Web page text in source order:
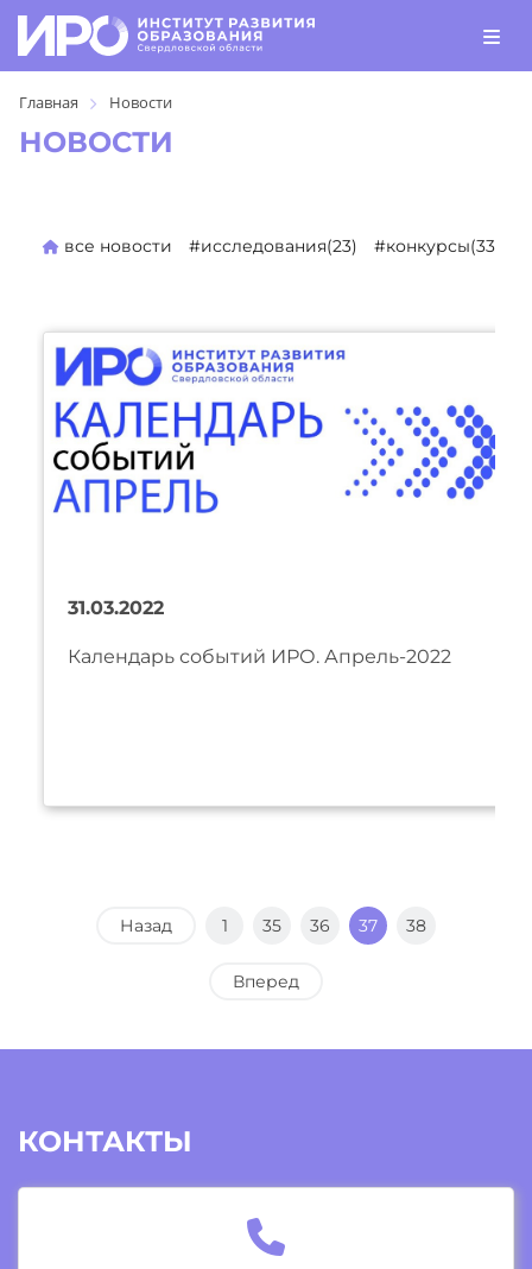
Главная Новости
НОВОСТИ
все новости #исследования(23) #конкурсы(330)
31.03.2022
Календарь событий ИРО. Апрель-2022
Назад 1 35 36 37 38
Вперед
КОНТАКТЫ